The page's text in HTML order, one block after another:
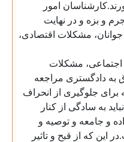
امور
و بزه و در نهایت
مشکلات اقتصادی،
اجتماعی، مشکلات
به دادگستری مراجعه
جلوگیری از انحراف
به سادگی از کنار
و جامعه و توصیه و
که از قبح و تاثیر